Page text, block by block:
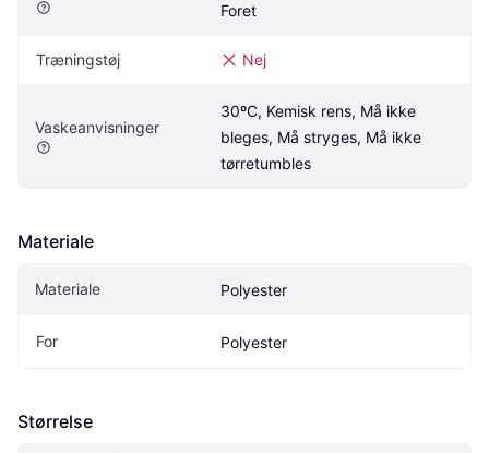
Foret
Træningstøj Nej
Vaskeanvisninger
30ºC, Kemisk rens, Må ikke
bleges, Må stryges, Må ikke
tørretumbles
Materiale
Materiale Polyester
For Polyester
Størrelse